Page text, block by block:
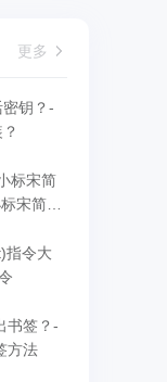
更多
钥？-
标宋简
宋简体
指令大
书签？-
方法